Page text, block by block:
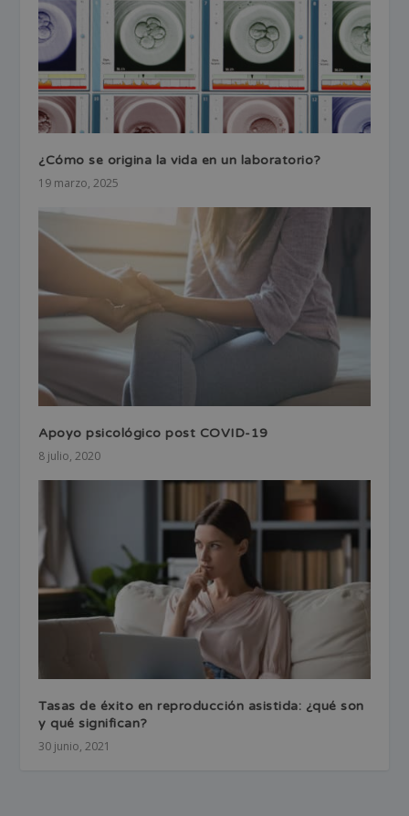
¿Cómo se origina la vida en un laboratorio?
19 marzo, 2025
Apoyo psicológico post COVID-19
8 julio, 2020
Tasas de éxito en reproducción asistida: ¿qué son
y qué significan?
30 junio, 2021